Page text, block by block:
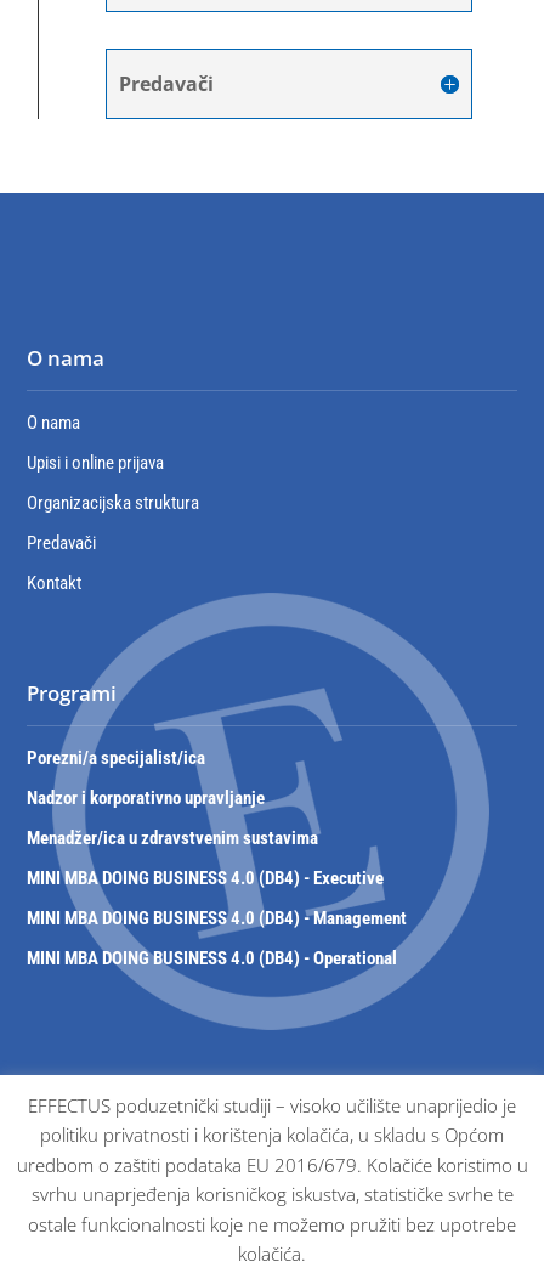
Predavači
O nama
O nama
Upisi i online prijava
Organizacijska struktura
Predavači
Kontakt
Programi
Porezni/a specijalist/ica
Nadzor i korporativno upravljanje
Menadžer/ica u zdravstvenim sustavima
MINI MBA DOING BUSINESS 4.0 (DB4) - Executive
MINI MBA DOING BUSINESS 4.0 (DB4) - Management
MINI MBA DOING BUSINESS 4.0 (DB4) - Operational
EFFECT
US veleučilište
Javorović & Idžojtić – Ovlašteni porezni savjetnici
EFFECTUS poduzetnički studiji – visoko učilište unaprijedio je
politiku privatnosti i korištenja kolačića, u skladu s Općom
uredbom o zaštiti podataka EU 2016/679. Kolačiće koristimo u
svrhu unaprjeđenja korisničkog iskustva, statističke svrhe te
ostale funkcionalnosti koje ne možemo pružiti bez upotrebe
kolačića.